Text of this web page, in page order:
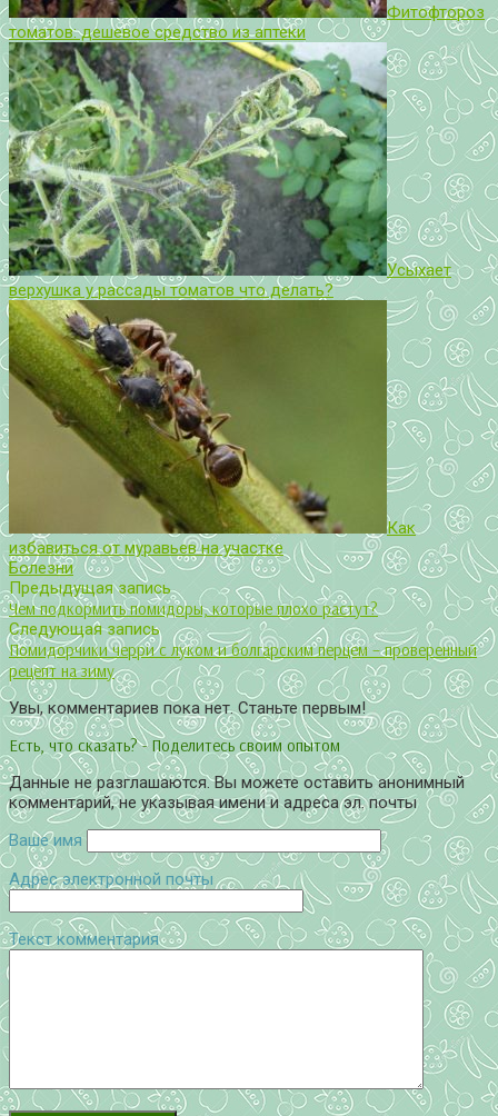
Фитофтороз
томатов: дешевое средство из аптеки
Усыхает
верхушка у рассады томатов что делать?
Как
избавиться от муравьев на участке
Болезни
Предыдущая запись
Чем подкормить помидоры, которые плохо растут?
Следующая запись
Помидорчики черри с луком и болгарским перцем – проверенный
рецепт на зиму
Увы, комментариев пока нет. Станьте первым!
Есть, что сказать? - Поделитесь своим опытом
Данные не разглашаются. Вы можете оставить анонимный
комментарий, не указывая имени и адреса эл. почты
Ваше имя
Адрес электронной почты
Текст комментария